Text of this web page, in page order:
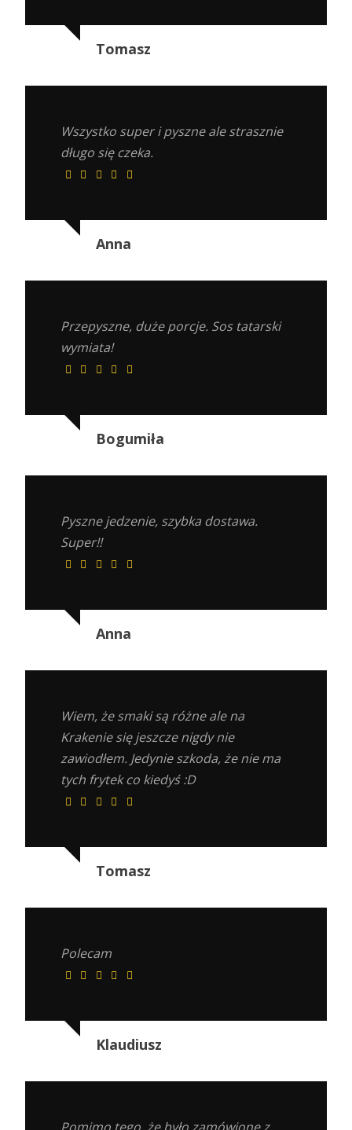
Tomasz
Wszystko super i pyszne ale strasznie
długo się czeka.
Anna
Przepyszne, duże porcje. Sos tatarski
wymiata!
Bogumiła
Pyszne jedzenie, szybka dostawa.
Super!!
Anna
Wiem, że smaki są różne ale na
Krakenie się jeszcze nigdy nie
zawiodłem. Jedynie szkoda, że nie ma
tych frytek co kiedyś :D
Tomasz
Polecam
Klaudiusz
Pomimo tego, że było zamówione z